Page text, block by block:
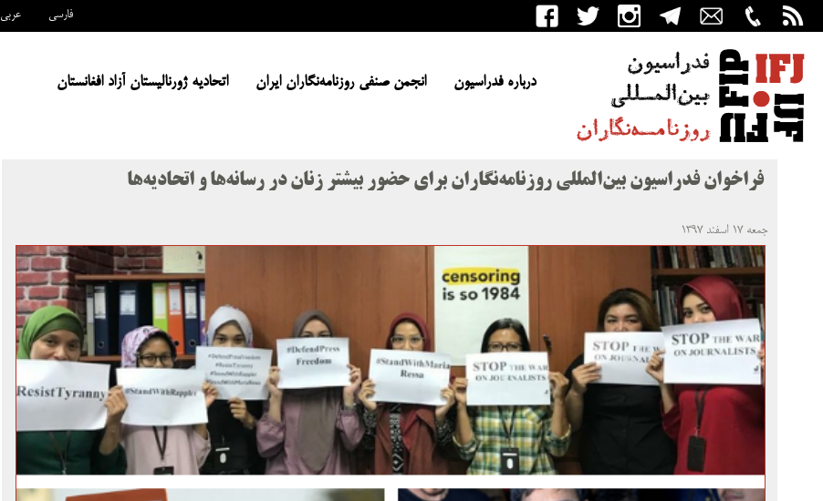
عربی فارسی
درباره فدراسیون انجمن صنفی روزنامه‌نگاران ایران اتحادیه ژورنالیستان آزاد افغانستان
فراخوان فدراسیون بین‌المللی روزنامه‌نگاران برای حضور بیشتر زنان در رسانه‌ها و اتحادیه‌ها
جمعه ۱۷ اسفند ۱۳۹۷